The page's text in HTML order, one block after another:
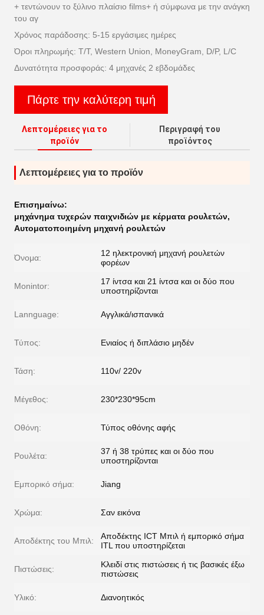
+ τεντώνουν το ξύλινο πλαίσιο films+ ή σύμφωνα με την ανάγκη
του αγ
Χρόνος παράδοσης: 5-15 εργάσιμες ημέρες
Όροι πληρωμής: T/T, Western Union, MoneyGram, D/P, L/C
Δυνατότητα προσφοράς: 4 μηχανές 2 εβδομάδες
Πάρτε την καλύτερη τιμή
Λεπτομέρειες για το
προϊόν
Περιγραφή του
προϊόντος
Λεπτομέρειες για το προϊόν
Επισημαίνω:
μηχάνημα τυχερών παιχνιδιών με κέρματα ρουλετών,
Αυτοματοποιημένη μηχανή ρουλετών
Όνομα:
12 ηλεκτρονική μηχανή ρουλετών
φορέων
Monintor:
17 ίντσα και 21 ίντσα και οι δύο που
υποστηρίζονται
Lannguage: Αγγλικά/ισπανικά
Τύπος: Ενιαίος ή διπλάσιο μηδέν
Τάση: 110v/ 220v
Μέγεθος: 230*230*95cm
Οθόνη: Τύπος οθόνης αφής
Ρουλέτα:
37 ή 38 τρύπες και οι δύο που
υποστηρίζονται
Εμπορικό σήμα: Jiang
Χρώμα: Σαν εικόνα
Αποδέκτης του Μπιλ:
Αποδέκτης ICT Μπιλ ή εμπορικό σήμα
ITL που υποστηρίζεται
Πιστώσεις:
Κλειδί στις πιστώσεις ή τις βασικές έξω
πιστώσεις
Υλικό: Διανοητικός